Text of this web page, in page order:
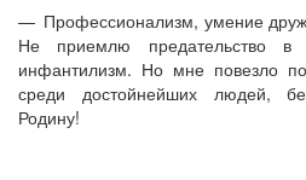
— Профессионализм, умение
Не приемлю предательство в
инфантилизм. Но мне повезло
среди достойнейших людей,
Родину!